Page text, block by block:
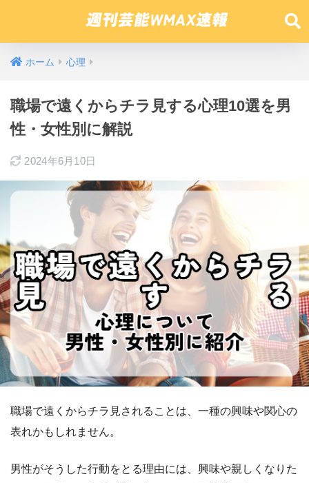
ホーム 心理
職場で遠くからチラ見する心理10選を男
性・女性別に解説
2024年6月10日
職場で遠くからチラ見されることは、一種の興味や関心の
表れかもしれません。
男性がそうした行動をとる理由には、興味や親しくなりた